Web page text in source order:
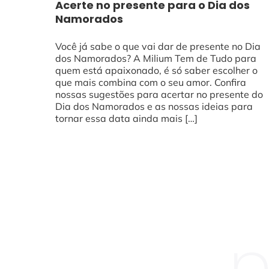
Acerte no presente para o Dia dos
Namorados
Você já sabe o que vai dar de presente no Dia
dos Namorados? A Milium Tem de Tudo para
quem está apaixonado, é só saber escolher o
que mais combina com o seu amor. Confira
nossas sugestões para acertar no presente do
Dia dos Namorados e as nossas ideias para
tornar essa data ainda mais […]